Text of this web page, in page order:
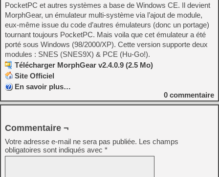
PocketPC et autres systèmes a base de Windows CE. Il devient
MorphGear, un émulateur multi-système via l’ajout de module,
eux-même issue du code d’autres émulateurs (donc un portage)
tournant toujours PocketPC. Mais voila que cet émulateur a été
porté sous Windows (98/2000/XP). Cette version supporte deux
modules : SNES (SNES9X) & PCE (Hu-Go!).
Télécharger MorphGear v2.4.0.9 (2.5 Mo)
Site Officiel
En savoir plus…
0 commentaire
Commentaire ¬
Votre adresse e-mail ne sera pas publiée. Les champs
obligatoires sont indiqués avec *